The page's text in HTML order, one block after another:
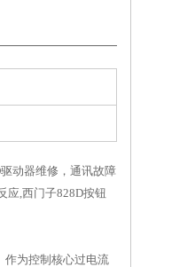
动器维修，通讯故障
应,西门子828D按钮
作为控制核心过电流